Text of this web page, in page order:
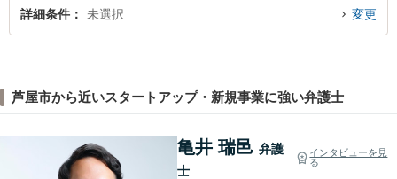
詳細条件 未選択 変更
芦屋市から近いスタートアップ・新規事業に強い弁護士
亀井 瑞邑 弁護
士
インタビューを見
る